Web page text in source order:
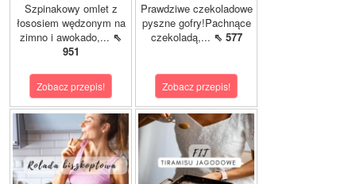
Szpinakowy omlet z
łososiem wędzonym na
zimno i awokado,... ⇖
951
Zobacz przepis!
Prawdziwe czekoladowe
pyszne gofry!Pachnące
czekoladą,... ⇖ 577
Zobacz przepis!